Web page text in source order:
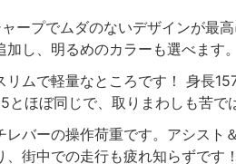
ープでムダのないデザインが最
し、明るめのカラーも選べます。
リムで軽量なところです！ 身長
とほぼ同じで、取りまわしも苦で
レバーの操作荷重です。アシス
街中での走行も疲れ知らずです！